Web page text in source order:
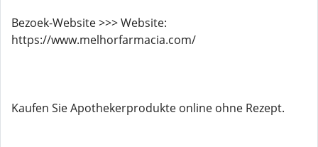
Bezoek-Website >>> Website:
https://www.melhorfarmacia.com/
Kaufen Sie Apothekerprodukte online ohne Rezept.